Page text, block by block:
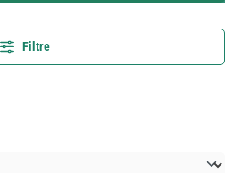
Filtre